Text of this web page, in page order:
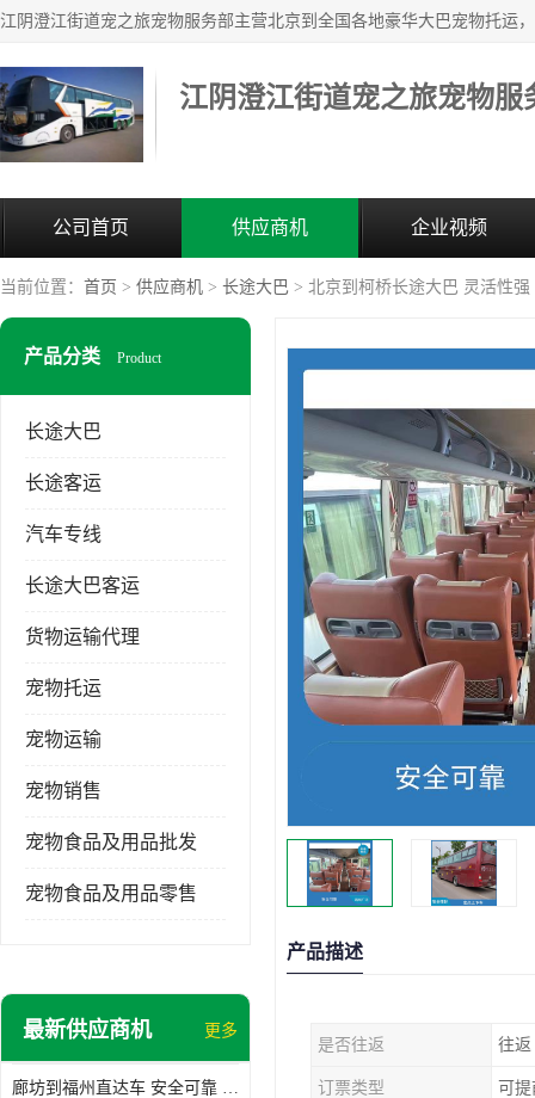
江阴澄江街道宠之旅宠物服
公司首页 供应商机 企业视频
当前位置： 首页 > 供应商机 > 长途大巴 > 北京到柯桥长途大巴 灵活性
产品分类 Product
长途大巴
长途客运
汽车专线
长途大巴客运
货物运输代理
宠物托运
宠物运输
宠物销售
宠物食品及用品批发
宠物食品及用品零售
最新供应商机 更多
廊坊到福州直达车 安全可靠 确保有座位可用
产品描述
是否往返 往返
订票类型 可